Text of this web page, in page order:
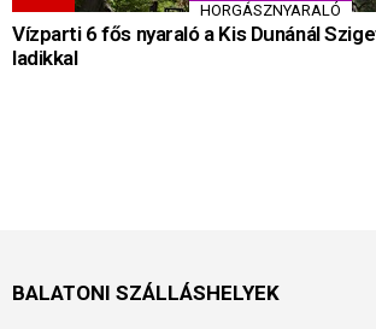
HORGÁSZNYARALÓ
Vízparti 6 fős nyaraló a Kis Dunánál
ladikkal
BALATONI SZÁLLÁSHELYEK